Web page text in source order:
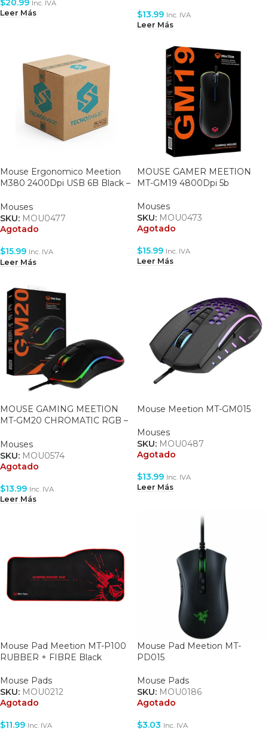
$20.99 Inc. IVA
Leer Más $13.99 Inc. IVA
Leer Más
Mouse Ergonomico Meetion
M380 2400Dpi USB 6B Black –
Mouses
SKU: MOU0477
Agotado
$15.99 Inc. IVA
Leer Más
MOUSE GAMER MEETION
MT-GM19 4800Dpi 5b
Mouses
SKU: MOU0473
Agotado
$15.99 Inc. IVA
Leer Más
MOUSE GAMING MEETION
MT-GM20 CHROMATIC RGB –
– BLACK
Mouses
SKU: MOU0574
Agotado
$13.99 Inc. IVA
Leer Más
Mouse Meetion MT-GM015
Mouses
SKU: MOU0487
Agotado
$13.99 Inc. IVA
Leer Más
Mouse Pad Meetion MT-P100
RUBBER + FIBRE Black
Mouse Pads
SKU: MOU0212
Agotado
$11.99 Inc. IVA
Mouse Pad Meetion MT-
PD015
Mouse Pads
SKU: MOU0186
Agotado
$3.03 Inc. IVA